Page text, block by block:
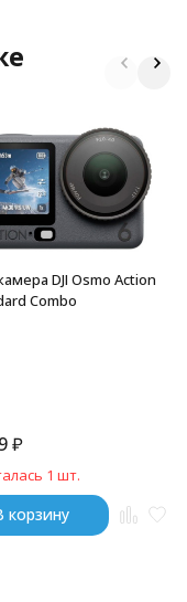
DJI Osmo Action
Combo
₽
1 шт.
корзину